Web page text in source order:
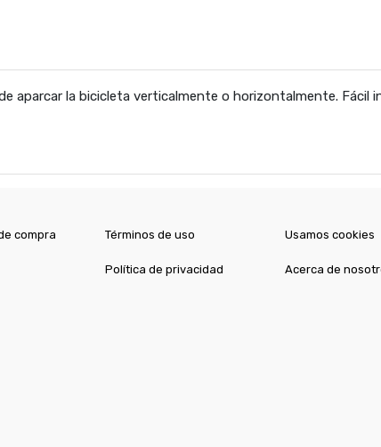
aparcar la bicicleta verticalmente o horizontalmente.
compra Términos de uso
Política de privacidad
Usamos cookies
Acerca de